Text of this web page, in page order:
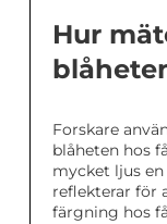
Hur
Forskare
blåheten hos
mycket ljus
reflekterar för
färgning hos